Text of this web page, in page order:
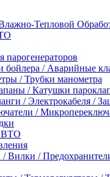
Влажно-Тепловой
парогенераторов
/ Аварийные
/ Трубки манометра
/ Катушки
/ Электрокабеля /
/
ВТО
/ Вилки /